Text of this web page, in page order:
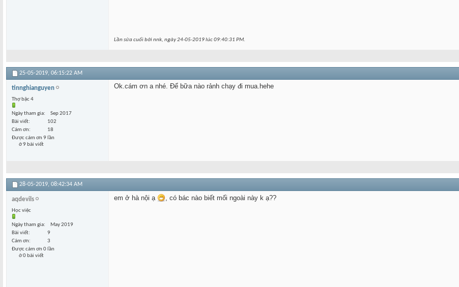
Lần sửa cuối bởi nnk, ngày 24-05-2019 lúc09:40:31 PM.
25-05-2019, 06:15:22 AM
tinnghianguyen
Thợ bậc 4
Ngày tham gia
Sep 2017
Bài viết
102
Cám ơn
18
Được cám ơn 9 lần
ở 9 bài viết
Ok.cám ơn a nhé. Để bữa nào rảnh chạy đi mua.hehe
28-05-2019, 08:42:34 AM
aqdevils
Học việc
Ngày tham gia
May 2019
Bài viết
9
Cám ơn
3
Được cám ơn 0 lần
ở 0 bài viết
em ở hà nội ạ , có bác nào biết mối ngoài này k ạ??